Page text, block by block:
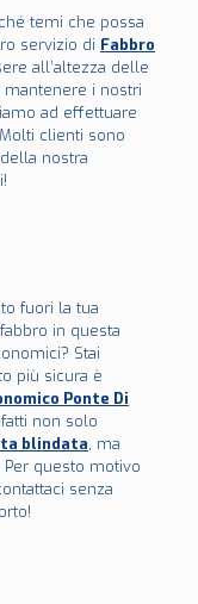
temi che possa
servizio di Fabbro
all’altezza delle
mantenere i nostri
ad effettuare
clienti sono
nostra
fuori la tua
in questa
Stai
più sicura è
Ponte Di
non solo
blindata, ma
questo motivo
senza